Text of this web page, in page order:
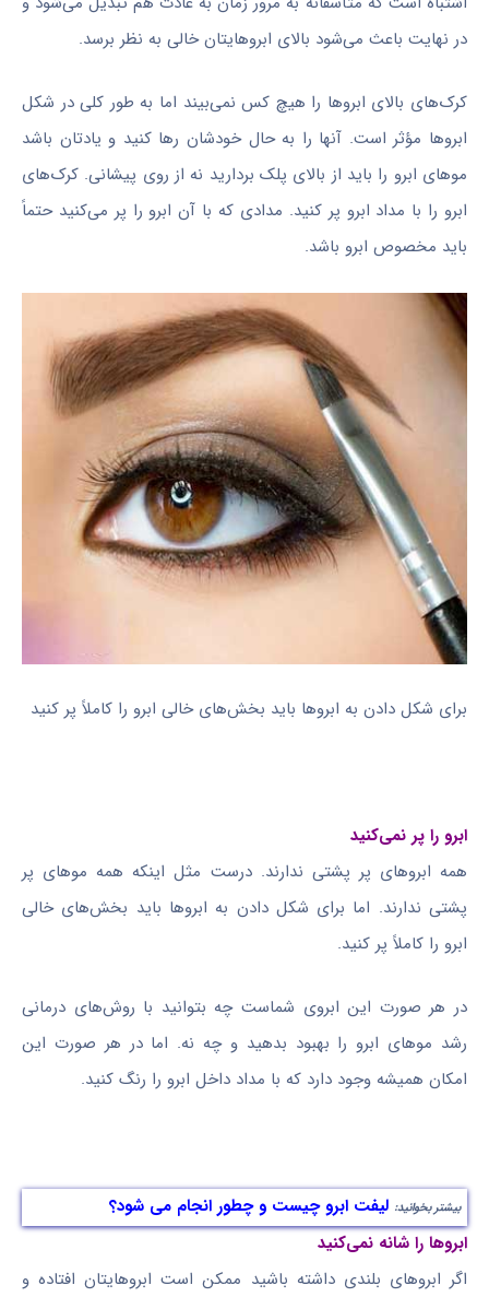
در نهایت باعث می‌شود بالای ابروهایتان خالی به نظر برسد.
کرک‌های بالای ابروها را هیچ کس نمی‌بیند اما به طور کلی در شکل
ابروها مؤثر است. آنها را به حال خودشان رها کنید و یادتان باشد
موهای ابرو را باید از بالای پلک بردارید نه از روی پیشانی. کرک‌های
ابرو را با مداد ابرو پر کنید. مدادی که با آن ابرو را پر می‌کنید حتماً
باید مخصوص ابرو باشد.
برای شکل دادن به ابروها باید بخش‌های خالی ابرو را کاملاً پر کنید
ابرو را پر نمی‌کنید
همه ابروهای پر پشتی ندارند. درست مثل اینکه همه موهای پر
پشتی ندارند. اما برای شکل دادن به ابروها باید بخش‌های خالی
ابرو را کاملاً پر کنید.
در هر صورت این ابروی شماست چه بتوانید با روش‌های درمانی
رشد موهای ابرو را بهبود بدهید و چه نه. اما در هر صورت این
امکان همیشه وجود دارد که با مداد داخل ابرو را رنگ کنید.
بیشتر بخوانید: لیفت ابرو چیست و چطور انجام می شود؟
ابروها را شانه نمی‌کنید
اگر ابروهای بلندی داشته باشید ممکن است ابروهایتان افتاده و